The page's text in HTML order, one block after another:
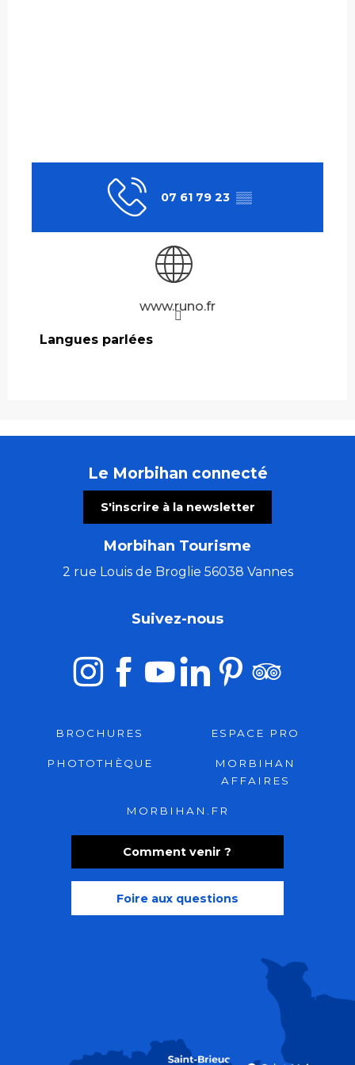
07 61 79 23 ▒▒
www.runo.fr
Langues parlées
Langues parlées
Le Morbihan connecté
S'inscrire à la newsletter
Morbihan Tourisme
2 rue Louis de Broglie 56038 Vannes
Comment venir ?
Foire aux questions
Suivez-nous
BROCHURES ESPACE PRO
PHOTOTHÈQUE
MORBIHAN
AFFAIRES
MORBIHAN.FR